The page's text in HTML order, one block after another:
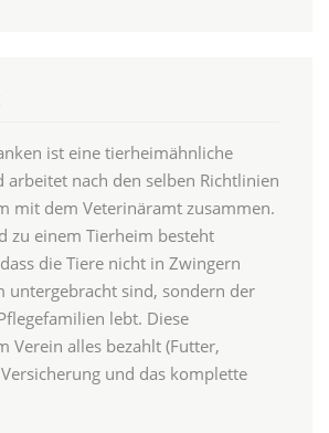
ist eine tierheimähnliche
arbeitet nach den selben Richtlinien
mit dem Veterinäramt zusammen.
zu einem Tierheim besteht
die Tiere nicht in Zwingern
untergebracht sind, sondern der
lebt. Diese
Verein alles bezahlt (Futter,
und das komplette